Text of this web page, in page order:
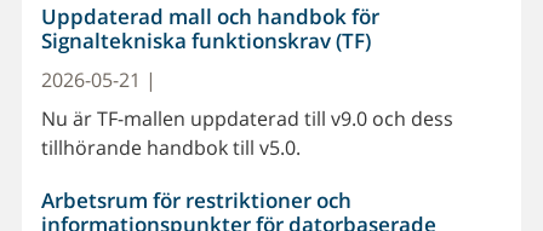
Uppdaterad mall och handbok för
Signaltekniska funktionskrav (TF)
2026-05-21 |
Nu är TF-mallen uppdaterad till v9.0 och dess
tillhörande handbok till v5.0.
Arbetsrum för restriktioner och
informationspunkter för datorbaserade